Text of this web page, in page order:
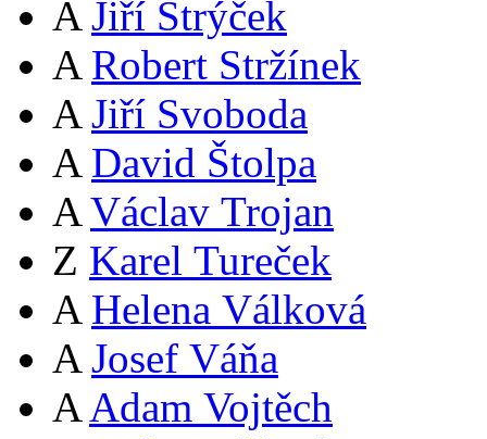
A Jiří Strýček
A Robert Stržínek
A Jiří Svoboda
A David Štolpa
A Václav Trojan
Z Karel Tureček
A Helena Válková
A Josef Váňa
A Adam Vojtěch